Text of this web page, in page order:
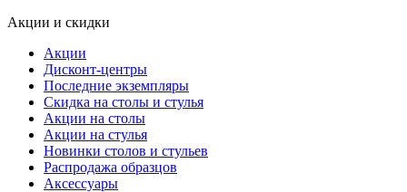
Акции и скидки
Акции
Дисконт-центры
Последние экземпляры
Скидка на столы и стулья
Акции на столы
Акции на стулья
Новинки столов и стульев
Распродажа образцов
Аксессуары